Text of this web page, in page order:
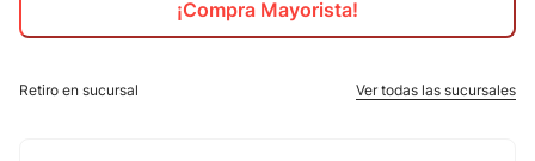
¡Compra Mayorista!
Retiro en sucursal Ver todas las sucursales